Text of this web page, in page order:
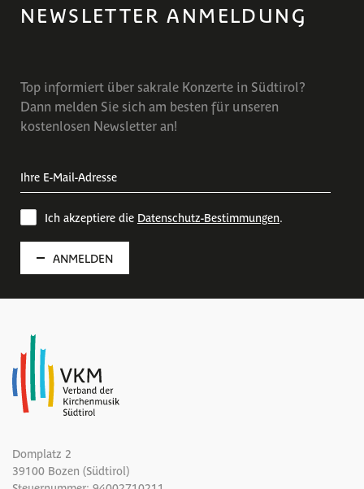
NEWSLETTER ANMELDUNG
Top informiert über sakrale Konzerte in Südtirol?
Dann melden Sie sich am besten für unseren
kostenlosen Newsletter an!
Ich akzeptiere die Datenschutz-Bestimmungen
ANMELDEN
Domplatz 2
39100 Bozen (Südtirol)